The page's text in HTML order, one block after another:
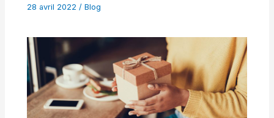
28 avril 2022 /Blog